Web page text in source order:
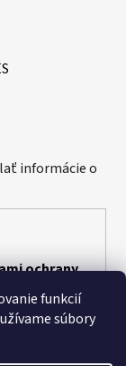
funkcií
súbory
informácie o
ochrany